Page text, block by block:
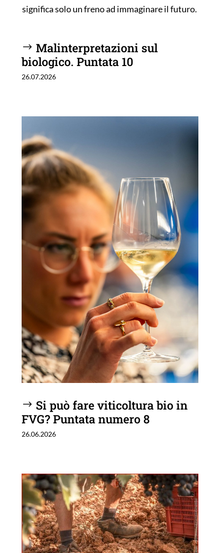
significa solo un freno ad immaginare il futuro.
Malinterpretazioni sul
biologico. Puntata 10
26.07.2026
Si può fare viticoltura bio in
FVG? Puntata numero 8
26.06.2026